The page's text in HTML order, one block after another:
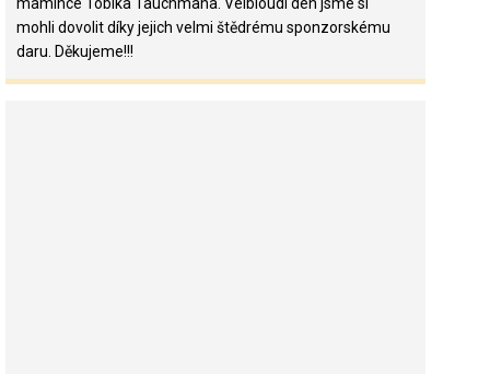
mohli dovolit díky jejich velmi štědrému sponzorskému
daru. Děkujeme!!!